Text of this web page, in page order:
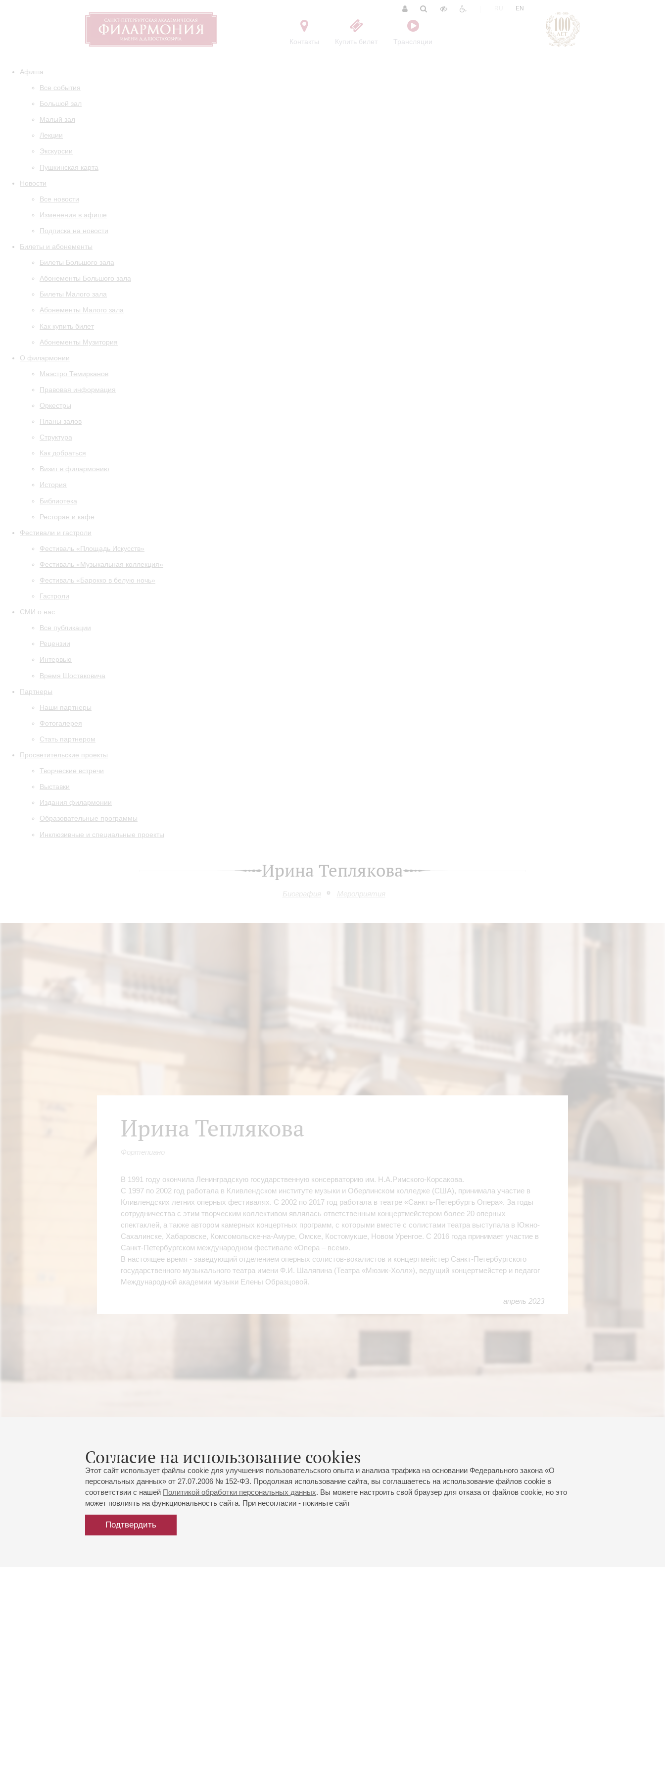
Контакты Купить билет Трансляции
EN
Афиша
Все события
Большой зал
Малый зал
Лекции
Экскурсии
Пушкинская карта
Новости
Все новости
Изменения в афише
Подписка на новости
Билеты и абонементы
Билеты Большого зала
Абонементы Большого зала
Билеты Малого зала
Абонементы Малого зала
Как купить билет
Абонементы Музитория
О филармонии
Маэстро Темирканов
Правовая информация
Оркестры
Планы залов
Структура
Как добраться
Визит в филармонию
История
Библиотека
Ресторан и кафе
Фестивали и гастроли
Фестиваль «Площадь Искусств»
Фестиваль «Музыкальная коллекция»
Фестиваль «Барокко в белую ночь»
Гастроли
СМИ о нас
Все публикации
Рецензии
Интервью
Время Шостаковича
Партнеры
Наши партнеры
Фотогалерея
Стать партнером
Просветительские проекты
Творческие встречи
Выставки
Издания филармонии
Образовательные программы
Инклюзивные и специальные проекты
Ирина Теплякова
Биография Мероприятия
Согласие на использование cookies
Этот сайт использует файлы cookie для улучшения пользовательского опыта и анализа трафика на основании Федерального закона «О
персональных данных» от 27.07.2006 № 152-ФЗ. Продолжая использование сайта, вы соглашаетесь на использование файлов cookie в
соответствии с нашей Политикой обработки персональных данных. Вы можете настроить свой браузер для отказа от файлов cookie, но это
может повлиять на функциональность сайта. При несогласии - покиньте сайт
Подтвердить
Ирина Теплякова
Фортепиано
В 1991 году окончила Ленинградскую государственную консерваторию им. Н.А.Римского-Корсакова.
С 1997 по 2002 год работала в Кливлендском институте музыки и Оберлинском колледже (США), принимала участие в
Кливлендских летних оперных фестивалях. С 2002 по 2017 год работала в театре «Санктъ-Петербургъ Опера». За годы
сотрудничества с этим творческим коллективом являлась ответственным концертмейстером более 20 оперных
спектаклей, а также автором камерных концертных программ, с которыми вместе с солистами театра выступала в Южно-
Сахалинске, Хабаровске, Комсомольске-на-Амуре, Омске, Костомукше, Новом Уренгое. С 2016 года принимает участие в
Санкт-Петербургском международном фестивале «Опера – всем».
В настоящее время - заведующий отделением оперных солистов-вокалистов и концертмейстер Санкт-Петербургского
государственного музыкального театра имени Ф.И. Шаляпина (Театра «Мюзик-Холл»), ведущий концертмейстер и педагог
Международной академии музыки Елены Образцовой.
апрель 2023